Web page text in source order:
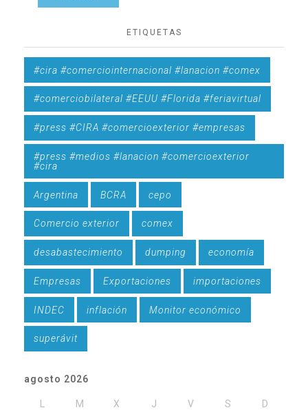
ETIQUETAS
#cira #comerciointernacional #lanacion #comex
#comerciobilateral #EEUU #Florida #feriavirtual
#press #CIRA #comercioexterior #empresas
#press #medios #lanacion #comercioexterior
#cira
Argentina BCRA cepo
Comercio exterior comex
desabastecimiento dumping economía
Empresas Exportaciones importaciones
INDEC inflación Monitor económico
superávit
agosto 2026
L M X J V S D